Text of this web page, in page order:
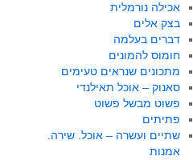
אכילה נורמלית
בצק אלים
דברים בעלמה
חומוס להמונים
מתכונים שנראים טעימים
סאנוק – אוכל תאילנדי
פשוט מבשל פשוט
פתיתים
שתיים ועשרה – אוכל. שירה.
אמנות